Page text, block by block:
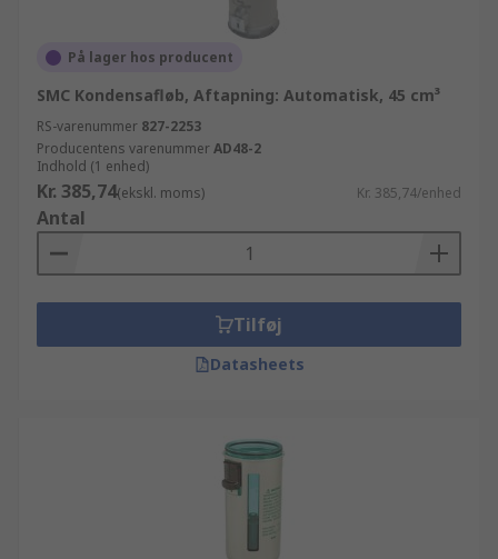
På lager hos producent
SMC Kondensafløb, Aftapning: Automatisk, 45 cm³
RS-varenummer 827-2253
Producentens varenummerAD48-2
Indhold (1 enhed)
Kr. 385,74(ekskl. moms) Kr. 385,74/enhed
Antal
Tilføj
Datasheets